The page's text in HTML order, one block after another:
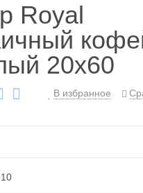
Royal
20x60
В избранное